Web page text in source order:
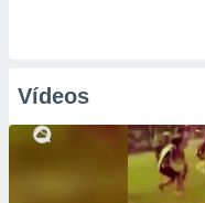
Vídeos